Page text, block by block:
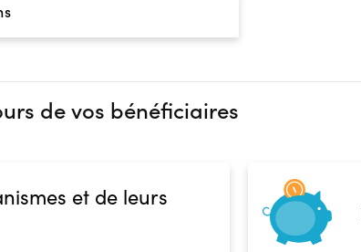
de vos bénéficiaires
et de leurs